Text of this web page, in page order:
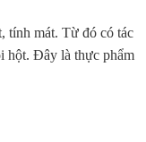
tính mát. Từ đó có tác
hột. Đây là thực phẩm